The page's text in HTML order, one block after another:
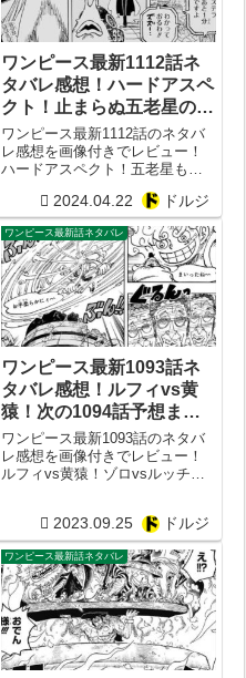
ワンピース最新1112話ネ
タバレ感想！ハードアスペ
クト！止まらぬ五老星の猛
攻！1113話予想
ワンピース最新1112話のネタバ
レ感想を画像付きでレビュー！
ハードアスペクト！五老星も万
1113話予想2024.04.22 ドルジ
ワンピース最新話ネタバレ
ワンピース最新1093話ネ
タバレ感想！ルフィvs黄
猿！次の1094話予想まと
め
ワンピース最新1093話のネタバ
レ感想を画像付きでレビュー！
ルフィvs黄猿！ゾロvsルッチの
2023.09.25 ドルジ
ワンピース最新話ネタバレ